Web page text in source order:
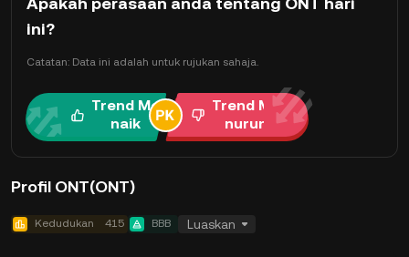
ini?
Catatan: Data ini adalah untuk rujukan sahaja.
Trend Me
naik
Trend Me
nurun
Profil ONT(ONT)
Kedudukan 415 BBB Luaskan